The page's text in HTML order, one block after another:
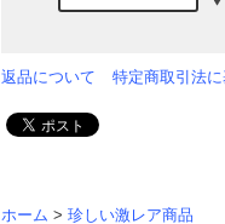
返品について 特定商取引法
ホーム > 珍しい激レア商品